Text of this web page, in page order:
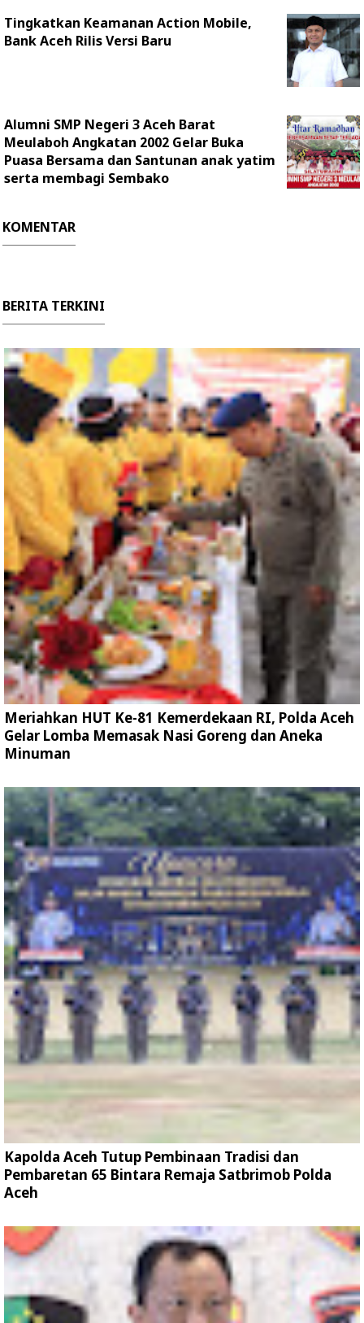
Tingkatkan Keamanan Action Mobile,
Bank Aceh Rilis Versi Baru
Alumni SMP Negeri 3 Aceh Barat
Meulaboh Angkatan 2002 Gelar Buka
Puasa Bersama dan Santunan anak yatim
serta membagi Sembako
KOMENTAR
BERITA TERKINI
Meriahkan HUT Ke-81 Kemerdekaan RI, Polda Aceh
Gelar Lomba Memasak Nasi Goreng dan Aneka
Minuman
Kapolda Aceh Tutup Pembinaan Tradisi dan
Pembaretan 65 Bintara Remaja Satbrimob Polda
Aceh